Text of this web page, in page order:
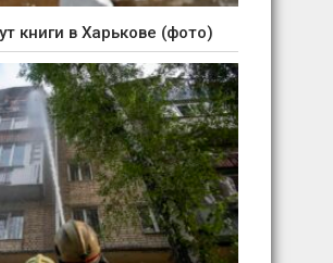
книги в Харькове (фото)